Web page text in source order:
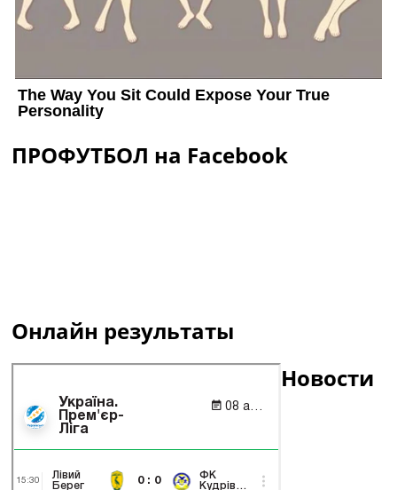
ПРОФУТБОЛ на Facebook
Онлайн результаты
Новости